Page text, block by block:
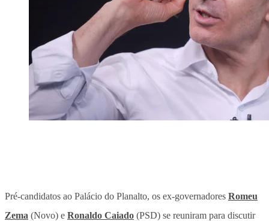
Pré-candidatos ao Palácio do Planalto, os ex-governadores Romeu
Zema (Novo) e Ronaldo Caiado (PSD) se reuniram para discutir